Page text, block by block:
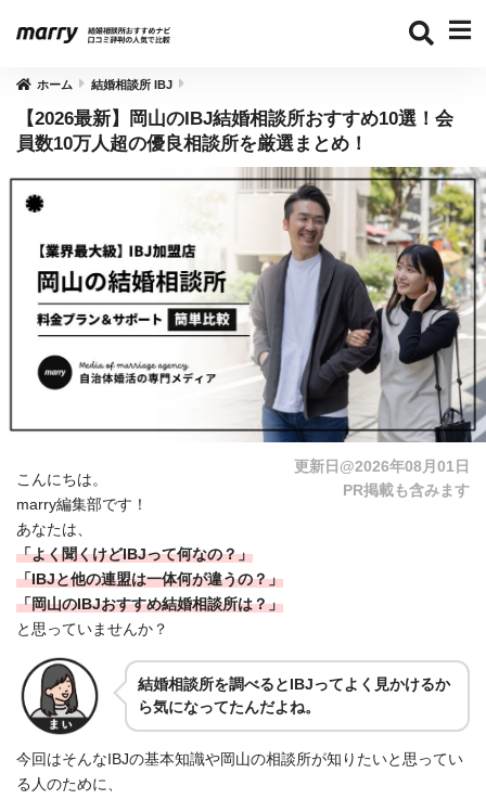
ホーム 結婚相談所 IBJ
【2026最新】岡山のIBJ結婚相談所おすすめ10選！会
員数10万人超の優良相談所を厳選まとめ！
更新日@2026年08月01日
PR掲載も含みます
こんにちは。
marry編集部です！
あなたは、
「よく聞くけどIBJって何なの？」
「IBJと他の連盟は一体何が違うの？」
「岡山のIBJおすすめ結婚相談所は？」
と思っていませんか？
結婚相談所を調べるとIBJってよく見かけるか
ら気になってたんだよね。
今回はそんなIBJの基本知識や岡山の相談所が知りたいと思ってい
る人のために、